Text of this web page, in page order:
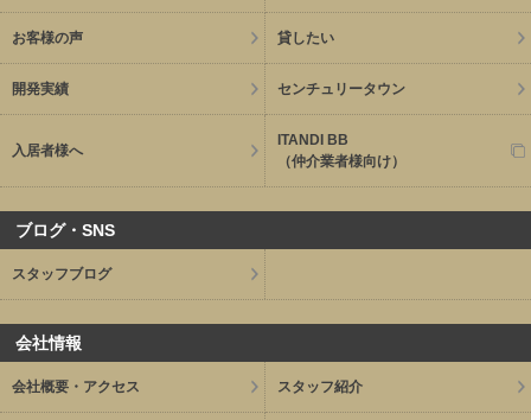
お客様の声 貸したい
開発実績 センチュリータウン
入居者様へ
ITANDI BB
（仲介業者様向け）
ブログ・SNS
スタッフブログ
会社情報
会社概要・アクセス スタッフ紹介